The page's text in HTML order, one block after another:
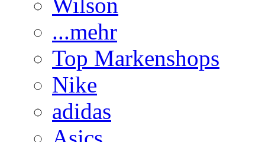
...mehr
Top Markenshops
Nike
adidas